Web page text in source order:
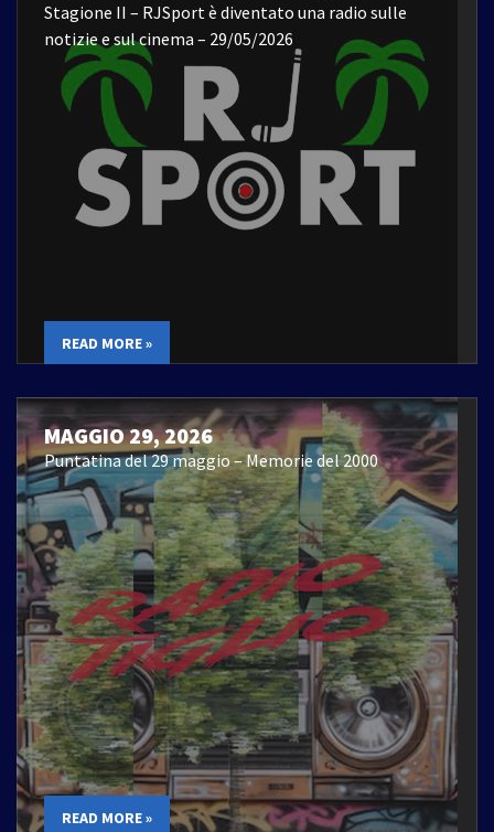
Stagione II – RJSport è diventato una radio sulle
notizie e sul cinema – 29/05/2026
READ MORE »
MAGGIO 29, 2026
Puntatina del 29 maggio – Memorie del 2000
READ MORE »